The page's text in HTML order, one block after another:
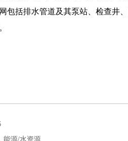
包括排水管道及其泵站、检查井
能源/水资源